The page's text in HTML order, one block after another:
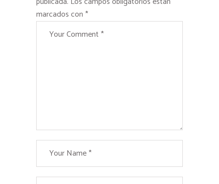
marcados con *